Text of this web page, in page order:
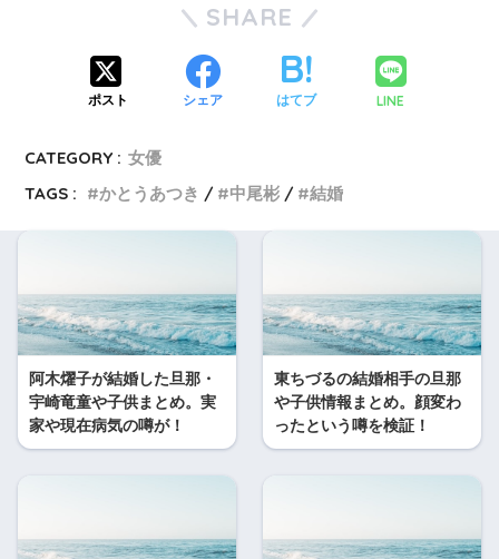
SHARE
ポスト シェア はてブ LINE
CATEGORY : 女優
TAGS :
かとうあつき 中尾彬 結婚
阿木燿子が結婚した旦那・
宇崎竜童や子供まとめ。実
家や現在病気の噂が！
東ちづるの結婚相手の旦那
や子供情報まとめ。顔変わ
ったという噂を検証！